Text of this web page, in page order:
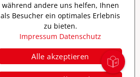
Impressum
während andere uns helfen, Ihnen
als Besucher ein optimales Erlebnis
zu bieten.
Impressum Datenschutz
Alle akzeptieren